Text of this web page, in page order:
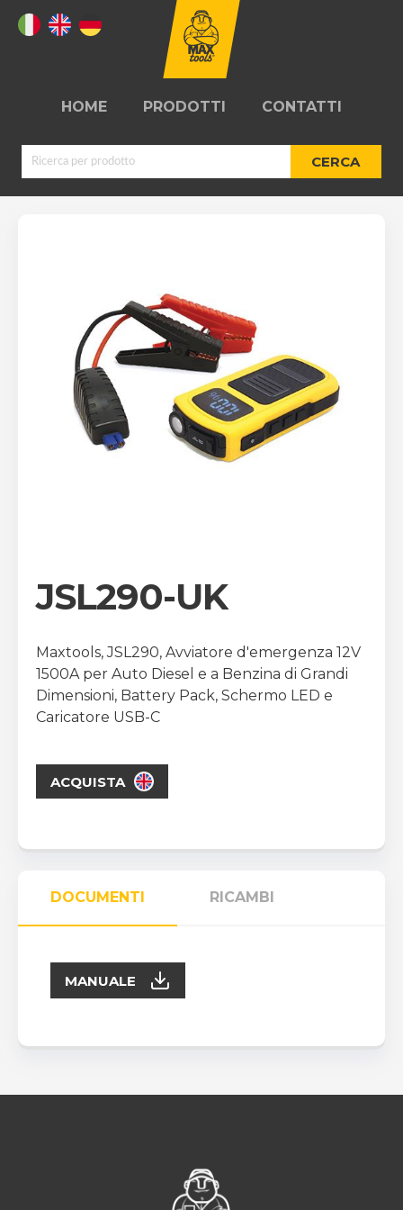
HOME PRODOTTI CONTATTI
CERCA
D'EMERGENZA
ARROTOLATORI OFFICINE
JSL290-UK
Maxtools, JSL290, Avviatore d'emergenza 12V
1500A per Auto Diesel e a Benzina di Grandi
Dimensioni, Battery Pack, Schermo LED e
Caricatore USB-C
ACQUISTA
DOCUMENTI RICAMBI
MANUALE